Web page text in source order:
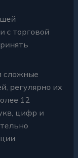
с торговой
сложные
регулярно их
12
цифр и